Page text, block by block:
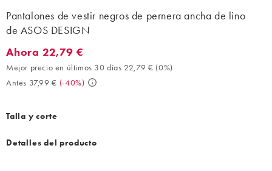
Pantalones de vestir negros de pernera ancha de lino
de ASOS DESIGN
Ahora 22,79 €. Mejor precio en últimos 30 días 22,79 € (0%).
Ahora 22,79 €
Mejor precio en últimos 30 días 22,79 € (0%)
Antes 37,99 € (-40%)
Talla y corte
Detalles del producto